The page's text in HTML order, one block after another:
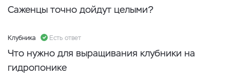
Саженцы точно дойдут целыми?
Клубника Есть ответ
Что нужно для выращивания клубники на
гидропонике